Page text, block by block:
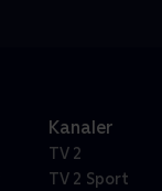
Kanaler
TV 2
TV 2 Sport